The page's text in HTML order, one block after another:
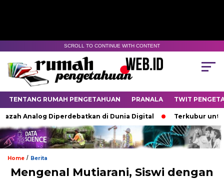
SCROLL TO CONTINUE WITH CONTENT
TENTANG RUMAH PENGETAHUAN PRANALA TWIT
Analog Diperdebatkan di Dunia Digital Terkubur untuk
Home / Berita
Mengenal Mutiarani, Siswi dengan